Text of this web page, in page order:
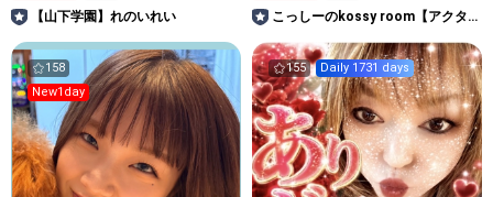
【山下学園】れのいれい
こっしーのkossy room【アクタ
158
New1day
155 Daily 1731 days